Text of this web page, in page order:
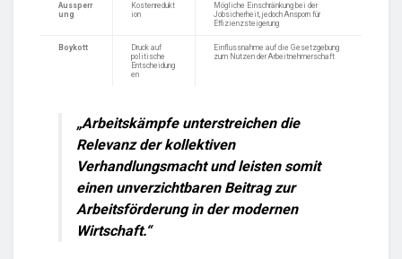
Aussperr
ung
Kostenredukt
ion
Mögliche Einschränkung bei der
Jobsicherheit, jedoch Ansporn für
Effizienzsteigerung
Boykott
Druck auf
politische
Entscheidung
en
Einflussnahme auf die Gesetzgebung
zum Nutzen der Arbeitnehmerschaft
„Arbeitskämpfe unterstreichen die
Relevanz der kollektiven
Verhandlungsmacht und leisten somit
einen unverzichtbaren Beitrag zur
Arbeitsförderungin der modernen
Wirtschaft.“